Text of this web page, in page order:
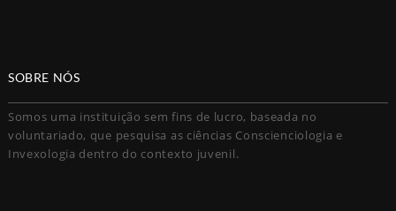
SOBRE NÓS
Somos uma instituição sem fins de lucro, baseada no
voluntariado, que pesquisa as ciências Conscienciologia e
Invexologia dentro do contexto juvenil.